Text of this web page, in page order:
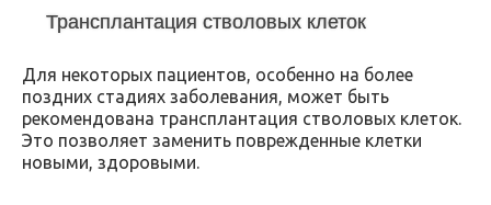
Трансплантация стволовых клеток
Для некоторых пациентов, особенно на более
поздних стадиях заболевания, может быть
рекомендована трансплантация стволовых клеток.
Это позволяет заменить поврежденные клетки
новыми, здоровыми.